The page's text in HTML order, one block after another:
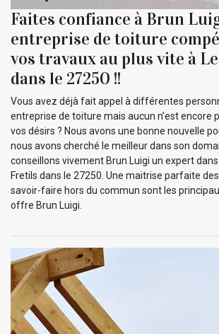
Faites confiance à Brun
entreprise de toiture
vos travaux au plus vite à
dans le 27250 !!
Vous avez déjà fait appel à différentes
entreprise de toiture mais aucun n’est encore
vos désirs ? Nous avons une bonne nouvelle
nous avons cherché le meilleur dans son
conseillons vivement Brun Luigi un expert
Fretils dans le 27250. Une maitrise parfaite
savoir-faire hors du commun sont les
offre Brun Luigi.